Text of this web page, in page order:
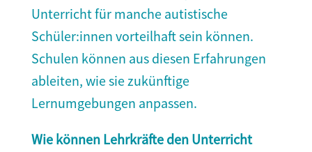
Unterricht für manche autistische
Schüler:innen vorteilhaft sein können.
Schulen können aus diesen Erfahrungen
ableiten, wie sie zukünftige
Lernumgebungen anpassen.
Wie können Lehrkräfte den Unterricht